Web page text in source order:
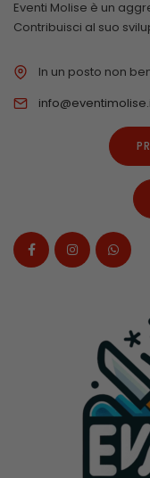
Eventi Molise è un
Contribuisci al suo
In un posto non